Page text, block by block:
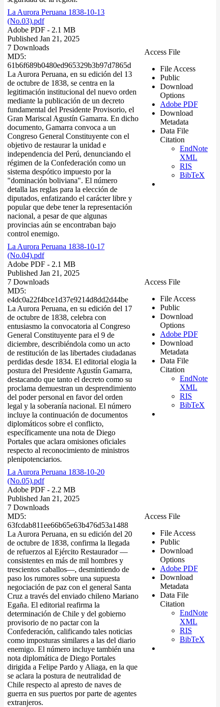
La Aurora Peruana 1838-10-13
(No.03).pdf
Adobe PDF - 2.1 MB
Published Jan 21, 2025
7 Downloads
MD5:
61b6f689b0480ed965329b3b97d7865d
La Aurora Peruana, en su edición del 13
de octubre de 1838, se centra en la
legitimación institucional del nuevo orden
mediante la publicación de un decreto
fundamental del Presidente Provisorio, el
Gran Mariscal Agustín Gamarra. En dicho
documento, Gamarra convoca a un
Congreso General Constituyente con el
objetivo de restaurar la unidad e
independencia del Perú, denunciando el
régimen de la Confederación como un
sistema despótico impuesto por la
"dominación boliviana". El número
detalla las reglas para la elección de
diputados, enfatizando el carácter libre y
popular que debe tener la representación
nacional, a pesar de que algunas
provincias aún se encontraban bajo
control enemigo.
Access File
File Access
Public
Download
Options
Adobe PDF
Download
Metadata
Data File
Citation
EndNote
XML
RIS
BibTeX
La Aurora Peruana 1838-10-17
(No.04).pdf
Adobe PDF - 2.1 MB
Published Jan 21, 2025
7 Downloads
MD5:
e4dc0a22f4bce1d37e9214d8dd2d44be
La Aurora Peruana, en su edición del 17
de octubre de 1838, celebra con
entusiasmo la convocatoria al Congreso
General Constituyente para el 9 de
diciembre, describiéndola como un acto
de restitución de las libertades ciudadanas
perdidas desde 1834. El editorial elogia la
postura del Presidente Agustín Gamarra,
destacando que tanto el decreto como su
proclama demuestran un desprendimiento
del poder personal en favor del orden
legal y la soberanía nacional. El número
incluye la continuación de documentos
diplomáticos sobre el conflicto,
específicamente una nota de Diego
Portales que aclara omisiones oficiales
respecto al reconocimiento de ministros
plenipotenciarios.
Access File
File Access
Public
Download
Options
Adobe PDF
Download
Metadata
Data File
Citation
EndNote
XML
RIS
BibTeX
La Aurora Peruana 1838-10-20
(No.05).pdf
Adobe PDF - 2.2 MB
Published Jan 21, 2025
7 Downloads
MD5:
63fcdab811ee66b65e63b476d53a1488
La Aurora Peruana, en su edición del 20
de octubre de 1838, confirma la llegada
de refuerzos al Ejército Restaurador —
consistentes en más de mil hombres y
trescientos caballos—, desmintiendo de
paso los rumores sobre una supuesta
negociación de paz con el general Santa
Cruz a través del enviado chileno Mariano
Egaña. El editorial reafirma la
determinación de Chile y del gobierno
provisorio de no pactar con la
Confederación, calificando tales noticias
como imposturas similares a las del diario
enemigo. El número incluye también una
nota diplomática de Diego Portales
dirigida a Felipe Pardo y Aliaga, en la que
se aclara la postura de neutralidad de
Chile respecto al apresto de naves de
guerra en sus puertos por parte de agentes
extranjeros.
Access File
File Access
Public
Download
Options
Adobe PDF
Download
Metadata
Data File
Citation
EndNote
XML
RIS
BibTeX